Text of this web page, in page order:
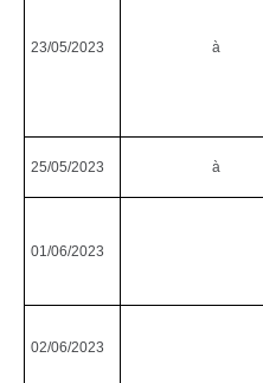
23/05/2023 à
25/05/2023 à
01/06/2023
02/06/2023